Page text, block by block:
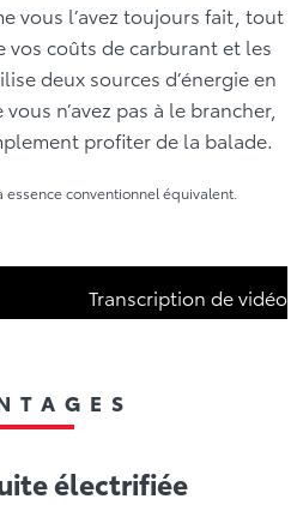
vous l’avez toujours fait, tout
coûts de carburant et les
deux sources d’énergie en
n’avez pas à le brancher,
profiter de la balade.
essence conventionnel équivalent.
Transcription de vidéo
électrifiée